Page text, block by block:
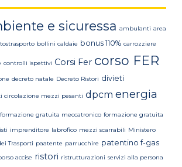
e sicuressa ambulanti area
bollini caldaie bonus 110% carrozziere
controlli ispettivi Corsi Fer corso FER
decreto natale Decreto Ristori divieti
circolazione mezzi pesanti dpcm energia
formazione gratuita meccatronico formazione gratuita
imprenditore labrofico mezzi scarrabili Ministero
Trasporti paatente parrucchire patentino f-gas
accise ristori ristrutturazioni servizi alla persona